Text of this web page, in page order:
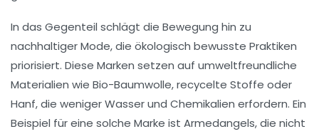
In das Gegenteil schlägt die Bewegung hin zu
nachhaltiger Mode, die ökologisch bewusste Praktiken
priorisiert. Diese Marken setzen auf umweltfreundliche
Materialien wie Bio-Baumwolle, recycelte Stoffe oder
Hanf, die weniger Wasser und Chemikalien erfordern. Ein
Beispiel für eine solche Marke ist Armedangels, die nicht